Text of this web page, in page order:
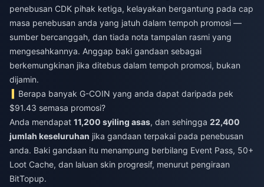
penebusan CDK pihak ketiga, kelayakan bergantung pada cap
masa penebusan anda yang jatuh dalam tempoh promosi —
sumber bercanggah, dan tiada nota tampalan rasmi yang
mengesahkannya. Anggap baki gandaan sebagai
berkemungkinan jika ditebus dalam tempoh promosi, bukan
dijamin.
Berapa banyak G-COIN yang anda dapat daripada pek
$91.43 semasa promosi?
Anda mendapat 11,200 syiling asas, dan sehingga 22,400
jumlah keseluruhan jika gandaan terpakai pada penebusan
anda. Baki gandaan itu menampung berbilang Event Pass, 50+
Loot Cache, dan laluan skin progresif, menurut pengiraan
BitTopup.